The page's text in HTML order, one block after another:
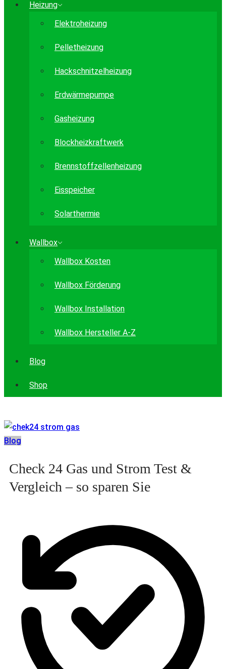
Heizung
Elektroheizung
Pelletheizung
Hackschnitzelheizung
Erdwärmepumpe
Gasheizung
Blockheizkraftwerk
Brennstoffzellenheizung
Eisspeicher
Solarthermie
Wallbox
Wallbox Kosten
Wallbox Förderung
Wallbox Installation
Wallbox Hersteller A-Z
Blog
Shop
Blog
Check 24 Gas und Strom Test &
Vergleich – so sparen Sie